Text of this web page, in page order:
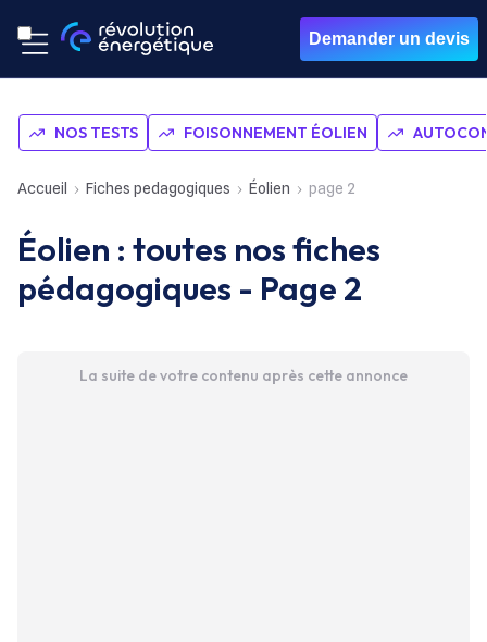
Demander un devis
NOS TESTS FOISONNEMENT ÉOLIEN
Accueil Fiches pedagogiques Éolien page 2
Éolien : toutes nos fiches
pédagogiques - Page 2
La suite de votre contenu après cette annonce